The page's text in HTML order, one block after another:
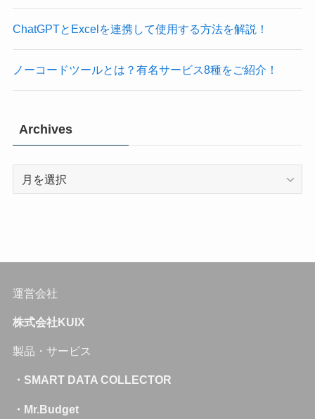
ChatGPTとExcelを連携して使用する方法を解説！
ノーコードツールとは？有名サービス8種をご紹介！
Archives
Archives
運営会社
株式会社KUIX
製品・サービス
・SMART DATA COLLECTOR
・Mr.Budget